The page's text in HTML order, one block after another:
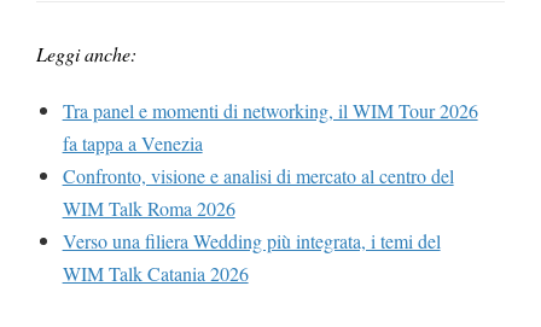
Leggi anche:
Tra panel e momenti di networking, il WIM Tour 2026
fa tappa a Venezia
Confronto, visione e analisi di mercato al centro del
WIM Talk Roma 2026
Verso una filiera Wedding più integrata, i temi del
WIM Talk Catania 2026